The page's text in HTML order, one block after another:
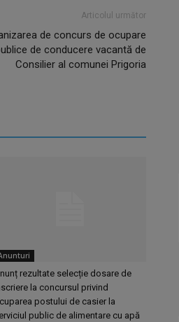
Articolul următor
de concurs de ocupare
de conducere vacantă de
Consilier al comunei Prigoria
rezultate selecție dosare de
la concursul privind
postului de casier la
public de alimentare cu apă